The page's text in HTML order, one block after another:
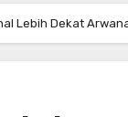
Lebih Dekat